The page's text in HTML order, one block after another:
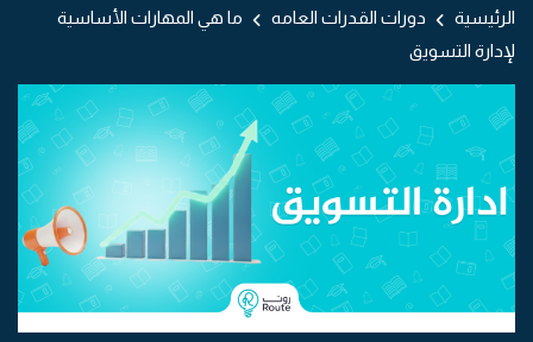
الرئيسية دورات القدرات العامه
ما هي المهارات الأساسية
لإدارة التسويق